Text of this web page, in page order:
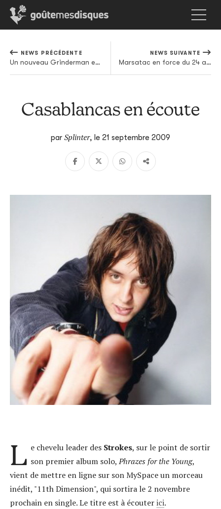
NEWS PRÉCÉDENTE
Un nouveau Grinderman en 2010
NEWS SUIVANTE
Marsatac en force du 24 au 26 septembre
Casablancas en écoute
par Splinter, le 21 septembre 2009
L e chevelu leader des Strokes, sur le point de sortir
son premier album solo,Phrazes for the Young,
vient de mettre en ligne sur son MySpace un morceau
inédit, "11th Dimension", qui sortira le 2 novembre
prochain en single. Le titre est à écouterici.